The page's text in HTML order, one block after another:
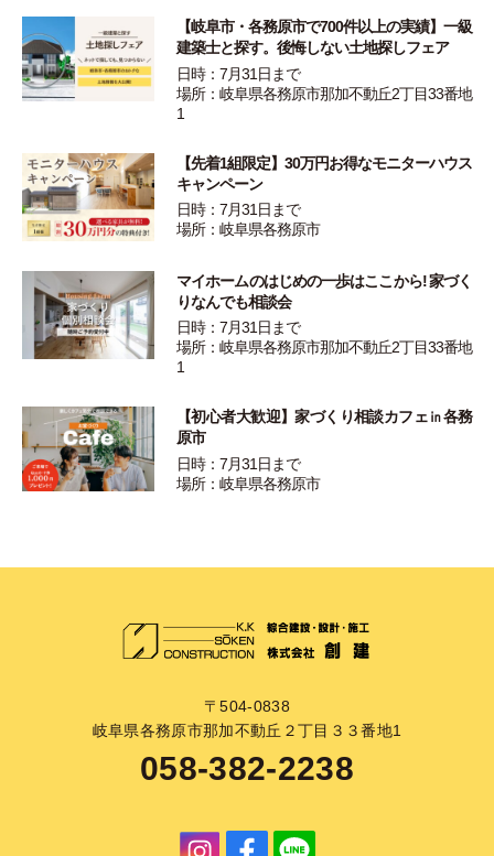
【岐阜市・各務原市で700件以上の実績】一級
建築士と探す。後悔しない土地探しフェア
日時：7月31日まで
場所：岐阜県各務原市那加不動丘2丁目33番地
1
【先着1組限定】30万円お得なモニターハウス
キャンペーン
日時：7月31日まで
場所：岐阜県各務原市
マイホームのはじめの一歩はここから! 家づく
りなんでも相談会
日時：7月31日まで
場所：岐阜県各務原市那加不動丘2丁目33番地
1
【初心者大歓迎】家づくり相談カフェ㏌各務
原市
日時：7月31日まで
場所：岐阜県各務原市
〒504-0838
岐阜県各務原市那加不動丘２丁目３３番地1
058-382-2238